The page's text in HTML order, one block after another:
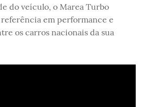
do veículo, o Marea Turbo
em performance e
os carros nacionais da sua